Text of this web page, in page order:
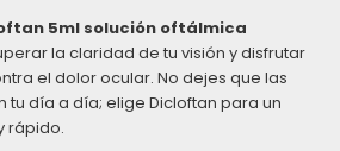
5ml solución oftálmica
la claridad de tu visión y disfrutar
el dolor ocular. No dejes que las
tu día a día; elige Dicloftan para un
rápido.